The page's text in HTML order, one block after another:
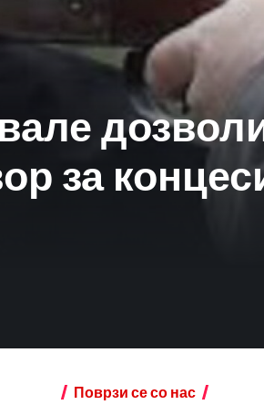
за
Поврзи се со нас